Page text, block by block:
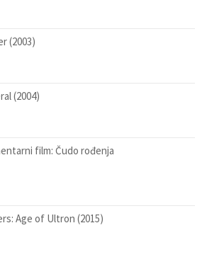
(2003)
(2004)
film: Čudo rođenja
Age of Ultron (2015)